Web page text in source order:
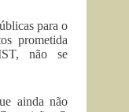
para o
prometida
não se
ainda não